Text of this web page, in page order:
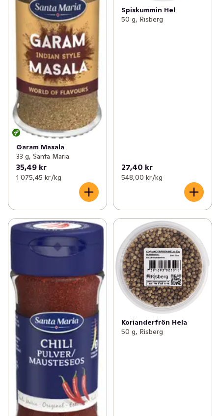
Garam Masala
33 g, Santa Maria
35,49 kr
1 075,45 kr /kg
Spiskummin Hel
50 g, Risberg
27,40 kr
548,00 kr /kg
Korianderfrön Hela
50 g, Risberg